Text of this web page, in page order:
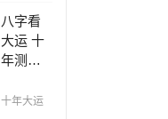
最有财
官之
命，十
之八九
或富
八字看
大运 十
年测吉
年一运
十年大运